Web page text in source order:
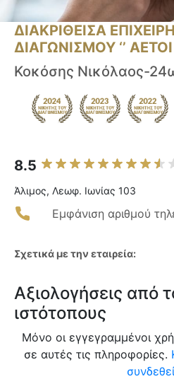
ΔΙΑΚΡΙΘΕΙΣΑ
ΔΙΑΓΩΝΙΣΜΟΥ ‘’ ΑΕΤΟΙ
Κοκόσης Νικόλαος-
8.5
Άλιμος, Λεωφ. Ιωνίας 103
Εμφάνιση αριθμού
Σχετικά με την εταιρεία:
Αξιολογήσεις από
ιστότοπους
Μόνο οι εγγεγραμμένοι
σε αυτές τις πληροφορίες.